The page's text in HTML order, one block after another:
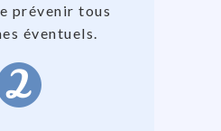
prévenir tous
éventuels.